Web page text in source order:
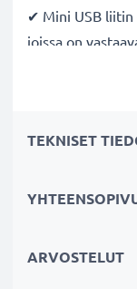
✔ Mini USB
joissa on
videoiden ja
TEKNISET
ARVOSTELUT